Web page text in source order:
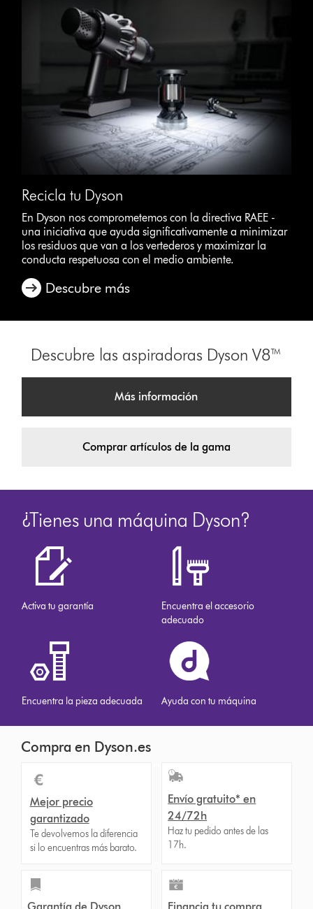
Recicla tu Dyson
En Dyson nos comprometemos con la directiva RAEE -
una iniciativa que ayuda significativamente a minimizar
los residuos que van a los vertederos y maximizar la
conducta respetuosa con el medio ambiente.
Descubre más
Descubre las aspiradoras Dyson V8™
Más información
Comprar artículos de la gama
¿Tienes una máquina Dyson?
Activa tu garantía
Encuentra el accesorio
adecuado
Encuentra la pieza adecuada Ayuda con tu máquina
Compra en Dyson.es
Mejor precio
garantizado
Te devolvemos la diferencia
si lo encuentras más barato.
Envío gratuito* en
24/72h
Haz tu pedido antes de las
17h.